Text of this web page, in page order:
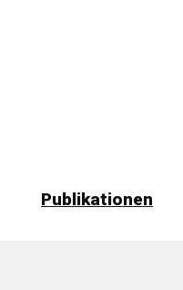
Publikationen